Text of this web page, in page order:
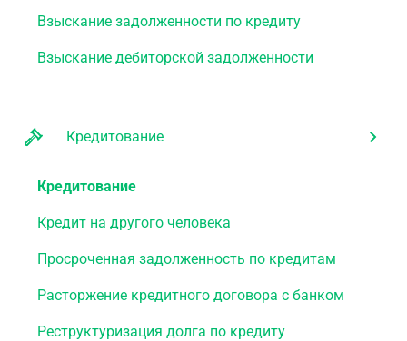
Взыскание задолженности по кредиту
Взыскание дебиторской задолженности
Кредитование
Кредитование
Кредит на другого человека
Просроченная задолженность по кредитам
Расторжение кредитного договора с банком
Реструктуризация долга по кредиту